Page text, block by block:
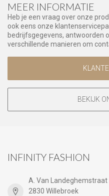
MEER INFORMATIE
Heb je een vraag over onze
ook eens onze
bedrijfsgegevens, antwoorden
verschillende manieren om
BEKIJK
INFINITY FASHION
A. Van Landeghemstraat
2830 Willebroek